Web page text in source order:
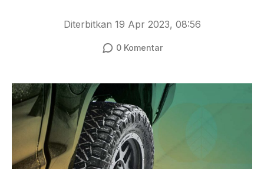
Diterbitkan 19 Apr 2023, 08:56
0Komentar